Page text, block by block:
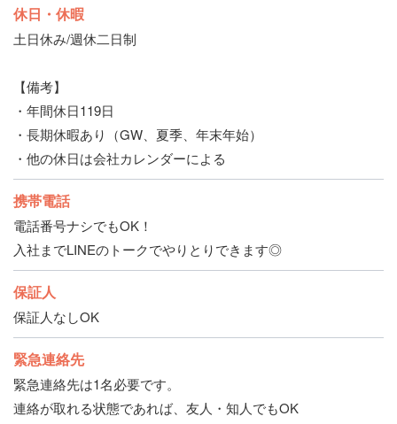
休日・休暇
土日休み/週休二日制
【備考】
・年間休日119日
・長期休暇あり（GW、夏季、年末年始）
・他の休日は会社カレンダーによる
携帯電話
電話番号ナシでもOK！
入社までLINEのトークでやりとりできます◎
保証人
保証人なしOK
緊急連絡先
緊急連絡先は1名必要です。
連絡が取れる状態であれば、友人・知人でもOK